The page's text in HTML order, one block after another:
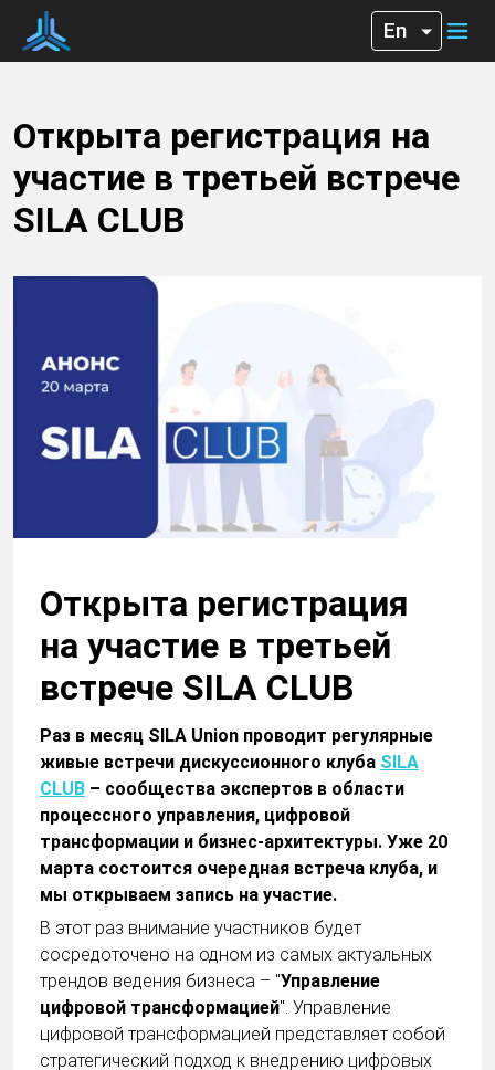
Открыта регистрация на
участие в третьей встрече
SILA CLUB
Открыта регистрация
на участие в третьей
встрече SILA CLUB
Раз в месяц SILA Union проводит регулярные
живые встречи дискуссионного клуба SILA
CLUB – сообщества экспертов в области
процессного управления, цифровой
трансформации и бизнес-архитектуры. Уже 20
марта состоится очередная встреча клуба, и
мы открываем запись на участие.
В этот раз внимание участников будет
сосредоточено на одном из самых актуальных
трендов ведения бизнеса – "Управление
цифровой трансформацией". Управление
цифровой трансформацией представляет собой
стратегический подход к внедрению цифровых